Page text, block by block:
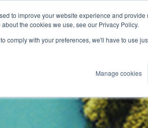
to improve your website experience and
the cookies we use, see our Privacy Policy.
comply with your preferences, we'll have to use
Manage cookies
TecnologieServizi